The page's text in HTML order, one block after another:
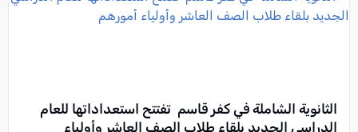
الثانوية الشاملة في كفر قاسم تفتتح استعداداتها للعام
الدراسي الجديد بلقاء طلاب الصف العاشر وأولياء